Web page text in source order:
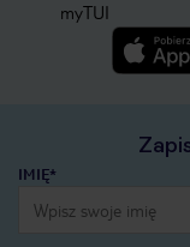
myTUI
IMIĘ*